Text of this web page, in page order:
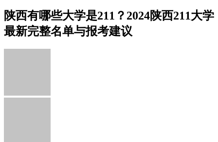
陕西有哪些大学是211？2024陕西211大学
最新完整名单与报考建议